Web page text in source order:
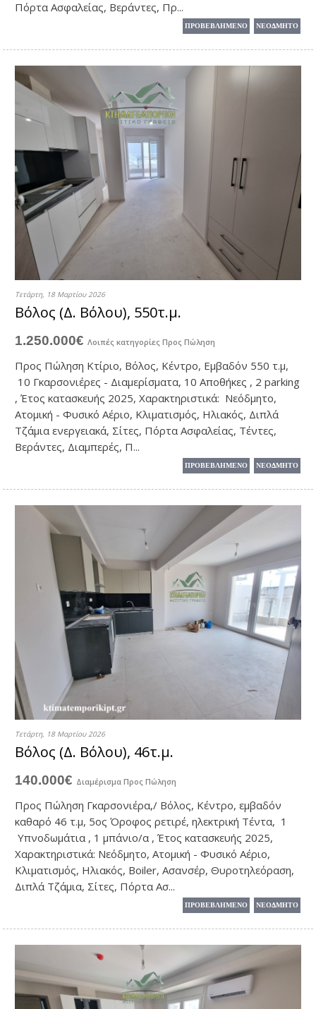
Πόρτα Ασφαλείας, Βεράντες, Πρ...
ΠΡΟΒΕΒΛΗΜΕΝΟ ΝΕΟΔΜΗΤΟ
Τετάρτη, 18 Μαρτίου 2026
Βόλος (Δ. Βόλου), 550τ.μ.
1.250.000€Λοιπές κατηγορίες Προς Πώληση
Προς Πώληση Κτίριο, Βόλος, Κέντρο, Εμβαδόν 550 τ.μ,
10 Γκαρσονιέρες - Διαμερίσματα, 10 Αποθήκες , 2 parking
, Έτος κατασκευής 2025, Χαρακτηριστικά: Νεόδμητο,
Ατομική - Φυσικό Αέριο, Κλιματισμός, Ηλιακός, Διπλά
Τζάμια ενεργειακά, Σίτες, Πόρτα Ασφαλείας, Τέντες,
Βεράντες, Διαμπερές, Π...
ΠΡΟΒΕΒΛΗΜΕΝΟ ΝΕΟΔΜΗΤΟ
Τετάρτη, 18 Μαρτίου 2026
Βόλος (Δ. Βόλου), 46τ.μ.
140.000€ Διαμέρισμα Προς Πώληση
Προς Πώληση Γκαρσονιέρα,/ Βόλος, Κέντρο, εμβαδόν
καθαρό 46 τ.μ, 5ος Όροφος ρετιρέ, ηλεκτρική Τέντα, 1
Υπνοδωμάτια , 1 μπάνιο/α , Έτος κατασκευής 2025,
Χαρακτηριστικά: Νεόδμητο, Ατομική - Φυσικό Αέριο,
Κλιματισμός, Ηλιακός, Boiler, Ασανσέρ, Θυροτηλεόραση,
Διπλά Τζάμια, Σίτες, Πόρτα Ασ...
ΠΡΟΒΕΒΛΗΜΕΝΟ ΝΕΟΔΜΗΤΟ